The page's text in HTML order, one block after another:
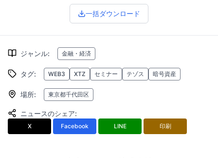
一括ダウンロード
ジャンル: 金融・経済
タグ: WEB3 XTZ セミナー テゾス 暗号資産
場所: 東京都千代田区
ニュースのシェア:
X Facebook LINE 印刷